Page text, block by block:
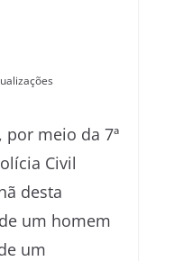
por meio da 7ª
Civil
desta
um homem
um